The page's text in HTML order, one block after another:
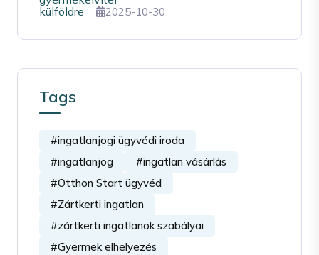
2025-10-30
Tags
#ingatlanjogi ügyvédi iroda
#ingatlanjog
#ingatlan vásárlás
#Otthon Start ügyvéd
#Zártkerti ingatlan
#zártkerti ingatlanok szabályai
#Gyermek elhelyezés